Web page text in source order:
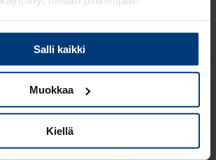
lisää siitä keitä olemme,
yhteyttä ja miten käsittelemme
Salli kaikki
Muokkaa
Kiellä